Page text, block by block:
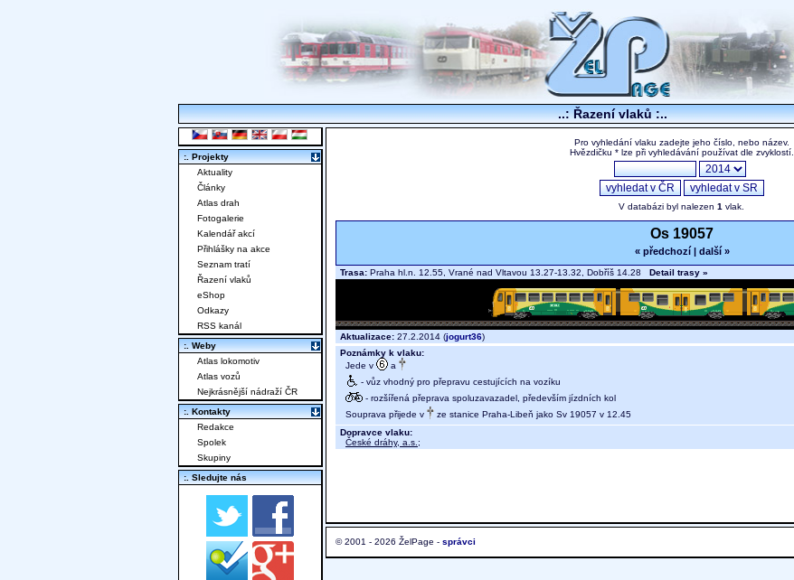
..: Řazení vlaků :..
Pro vyhledání vlaku zadejte jeho číslo, nebo název.
Hvězdičku * lze při vyhledávání používat dle zvyklostí.
V databázi byl nalezen 1 vlak.
Os 19057
« předchozí| další »
Trasa: Praha hl.n. 12.55, Vrané nad Vltavou 13.27-13.32, Dobříš 14.28 Detail trasy »
Aktualizace: 27.2.2014 (jogurt36)
Poznámky k vlaku:
Jede v
a
- vůz vhodný pro přepravu cestujících na vozíku
- rozšířená přeprava spoluzavazadel, především jízdních kol
Souprava přijede v
ze stanice Praha-Libeň jako Sv 19057 v 12.45
Dopravce vlaku:
České dráhy, a.s. ;
© 2001 - 2026 ŽelPage - správci
:. Projekty
Aktuality
Články
Atlas drah
Fotogalerie
Kalendář akcí
Přihlášky na akce
Seznam tratí
Řazení vlaků
eShop
Odkazy
RSS kanál
:. Weby
Atlas lokomotiv
Atlas vozů
Nejkrásnější nádraží ČR
:. Kontakty
Redakce
Spolek
Skupiny
:. Sledujte nás